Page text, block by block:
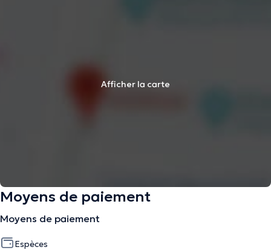
Afficher la carte
Moyens de paiement
Moyens de paiement
Espèces